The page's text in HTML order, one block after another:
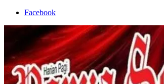
Skip
content
Facebook